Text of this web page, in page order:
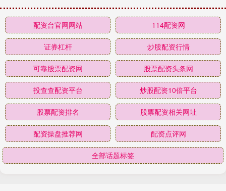
配资台官网网站 114配资网
证券杠杆 炒股配资行情
可靠股票配资网 股票配资头条网
投查查配资平台 炒股配资10倍平台
股票配资排名 股票配资相关网址
配资操盘推荐网 配资点评网
全部话题标签